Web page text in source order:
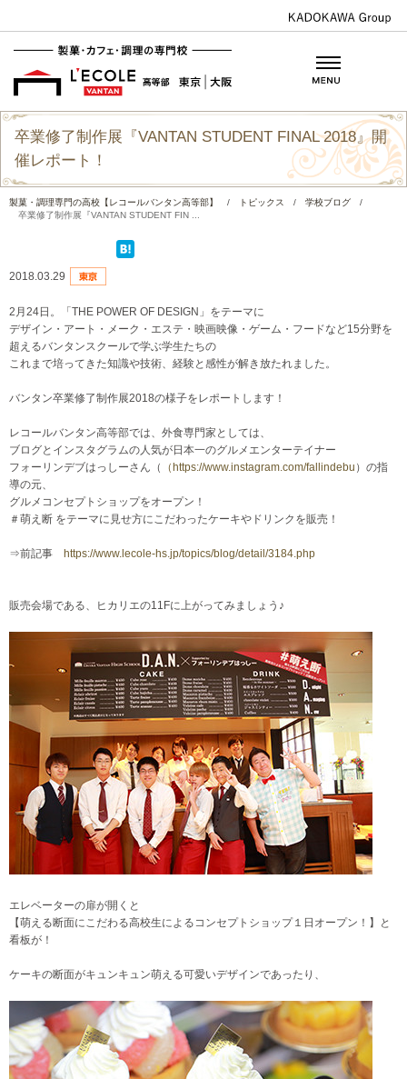
卒業修了制作展『VANTAN STUDENT FINAL 2018』開
催レポート！
製菓・調理専門の高校【レコールバンタン高等部】 / トピックス / 学校ブログ
/
卒業修了制作展『VANTAN STUDENT FIN ...
2018.03.29
2月24日。「THE POWER OF DESIGN」をテーマに
デザイン・アート・メーク・エステ・映画映像・ゲーム・フードなど15分野を
超えるバンタンスクールで学ぶ学生たちの
これまで培ってきた知識や技術、経験と感性が解き放たれました。
バンタン卒業修了制作展2018の様子をレポートします！
レコールバンタン高等部では、外食専門家としては、
ブログとインスタグラムの人気が日本一のグルメエンターテイナー
フォーリンデブはっしーさん（
（https://www.instagram.com/fallindebu ）の指
導の元、
グルメコンセプトショップをオープン！
＃萌え断 をテーマに見せ方にこだわったケーキやドリンクを販売！
⇒前記事 https://www.lecole-hs.jp/topics/blog/detail/3184.php
販売会場である、ヒカリエの11Fに上がってみましょう♪
エレベーターの扉が開くと
【萌える断面にこだわる高校生によるコンセプトショップ１日オープン！】と
看板が！
ケーキの断面がキュンキュン萌える可愛いデザインであったり、